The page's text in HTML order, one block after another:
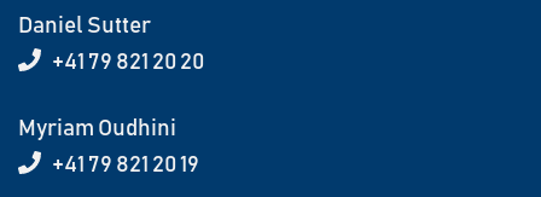
Daniel Sutter
+41 79 821 20 20
Myriam Oudhini
+41 79 821 20 19